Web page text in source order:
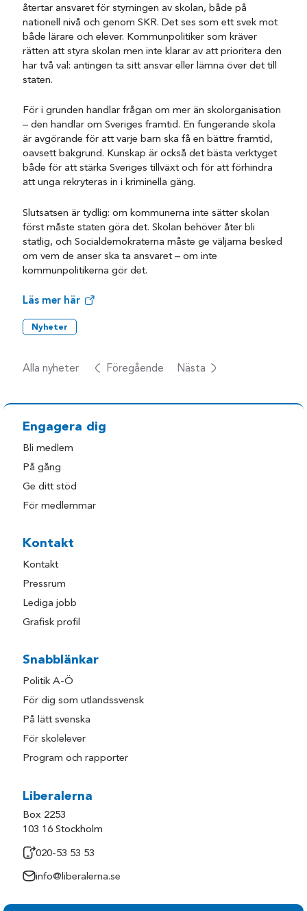
återtar ansvaret för styrningen av skolan, både på
nationell nivå och genom SKR. Det ses som ett svek mot
både lärare och elever. Kommunpolitiker som kräver
rätten att styra skolan men inte klarar av att prioritera den
har två val: antingen ta sitt ansvar eller lämna över det till
staten.
För i grunden handlar frågan om mer än skolorganisation
– den handlar om Sveriges framtid. En fungerande skola
är avgörande för att varje barn ska få en bättre framtid,
oavsett bakgrund. Kunskap är också det bästa verktyget
både för att stärka Sveriges tillväxt och för att förhindra
att unga rekryteras in i kriminella gäng.
Slutsatsen är tydlig: om kommunerna inte sätter skolan
först måste staten göra det. Skolan behöver åter bli
statlig, och Socialdemokraterna måste ge väljarna besked
om vem de anser ska ta ansvaret – om inte
kommunpolitikerna gör det.
Läs mer här
Nyheter
Alla nyheter Föregående Nästa
Engagera dig
Bli medlem
På gång
Ge ditt stöd
För medlemmar
Kontakt
Kontakt
Pressrum
Lediga jobb
Grafisk profil
Snabblänkar
Politik A-Ö
För dig som utlandssvensk
På lätt svenska
För skolelever
Program och rapporter
Liberalerna
Box 2253
103 16 Stockholm
020-53 53 53
info@liberalerna.se